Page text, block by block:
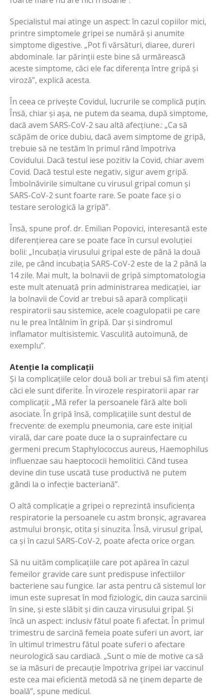
Specialistul mai atinge un aspect: în cazul copiilor mici,
printre simptomele gripei se numără și anumite
simptome digestive. „Pot fi vărsături, diaree, dureri
abdominale. Iar părinții este bine să urmărească
aceste simptome, căci ele fac diferența între gripă și
viroză”, explică acesta.
În ceea ce privește Covidul, lucrurile se complică puțin.
Însă, chiar și așa, ne putem da seama, după simptome,
dacă avem SARS-CoV-2 sau altă afecțiune.: „Ca să
scăpăm de orice dubiu, dacă avem simptome de gripă,
trebuie să ne testăm în primul rând împotriva
Covidului. Dacă testul iese pozitiv la Covid, chiar avem
Covid. Dacă testul este negativ, sigur avem gripă.
Îmbolnăvirile simultane cu virusul gripal comun și
SARS-CoV-2 sunt foarte rare. Se poate face și o
testare serologică la gripă”.
Însă, spune prof. dr. Emilian Popovici, interesantă este
diferențierea care se poate face în cursul evoluției
bolii: „Incubația virusului gripal este de până la două
zile, pe când incubația SARS-CoV-2 este de la 2 până la
14 zile. Mai mult, la bolnavii de gripă simptomatologia
este mult atenuată prin administrarea medicației, iar
la bolnavii de Covid ar trebui să apară complicații
respiratorii sau sistemice, acele coagulopatii pe care
nu le prea întâlnim în gripă. Dar și sindromul
inflamator multisistemic. Vasculită autoimună, de
exemplu”.
Atenție la complicații
Și la complicațiile celor două boli ar trebui să fim atenți
căci ele sunt diferite. În virozele respiratorii apar rar
complicații: „Mă refer la persoanele fără alte boli
asociate. În gripă însă, complicațiile sunt destul de
frecvente: de exemplu pneumonia, care este inițial
virală, dar care poate duce la o suprainfectare cu
germeni precum Staphylococcus aureus, Haemophilus
influenzae sau haeptococii hemolitici. Când tusea
devine din tuse uscată tuse productivă ne putem
gândi la o infecție bacteriană”.
O altă complicație a gripei o reprezintă insuficiența
respiratorie la persoanele cu astm bronșic, agravarea
astmului bronșic, otita și sinuzita. Însă, virusul gripal,
ca și în cazul SARS-CoV-2, poate afecta orice organ.
Să nu uităm complicațiile care pot apărea în cazul
femeilor gravide care sunt predispuse infectiilor
bacteriene sau fungice. Iar asta pentru că sistemul lor
imun este supresat în mod fiziologic, din cauza sarcinii
în sine, și este slăbit și din cauza virusului gripal. Și
încă un aspect: inclusiv fătul poate fi afectat. În primul
trimestru de sarcină femeia poate suferi un avort, iar
în ultimul trimestru fătul poate suferi o afectare
neurologică sau cardiacă. „Sunt o mie de motive ca să
se ia măsuri de precauție împotriva gripei iar vaccinul
este cea mai eficientă metodă să ne ținem departe de
boală”, spune medicul.